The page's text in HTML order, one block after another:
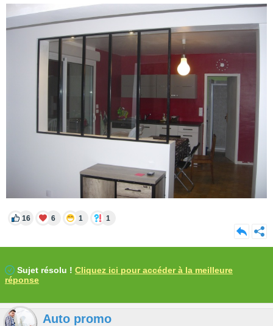
16 6 1 1
Sujet résolu ! Cliquez ici pour accéder à la meilleure
réponse
Auto promo